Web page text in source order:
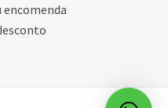
encomenda